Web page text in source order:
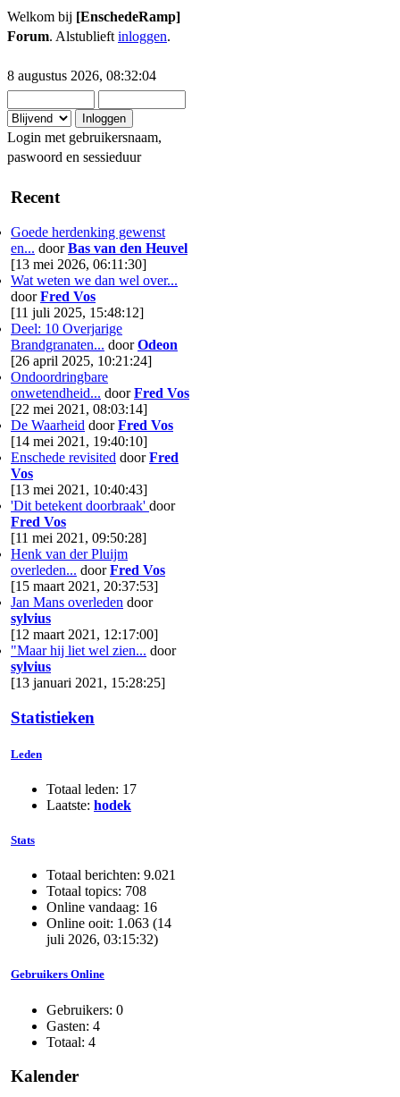
Welkom bij [EnschedeRamp]
Forum. Alstublieftinloggen.
8 augustus 2026, 08:32:04
Login met gebruikersnaam,
paswoord en sessieduur
Recent
Goede herdenking gewenst
en... doorBas van den Heuvel
[13 mei 2026, 06:11:30]
Wat weten we dan wel over...
doorFred Vos
[11 juli 2025, 15:48:12]
Deel: 10 Overjarige
Brandgranaten... doorOdeon
[26 april 2025, 10:21:24]
Ondoordringbare
onwetendheid... doorFred Vos
[22 mei 2021, 08:03:14]
De Waarheid doorFred Vos
[14 mei 2021, 19:40:10]
Enschede revisited doorFred
Vos
[13 mei 2021, 10:40:43]
'Dit betekent doorbraak' door
Fred Vos
[11 mei 2021, 09:50:28]
Henk van der Pluijm
overleden... doorFred Vos
[15 maart 2021, 20:37:53]
Jan Mans overleden door
sylvius
[12 maart 2021, 12:17:00]
"Maar hij liet wel zien... door
sylvius
[13 januari 2021, 15:28:25]
Statistieken
Leden
Totaal leden: 17
Laatste: hodek
Stats
Totaal berichten: 9.021
Totaal topics: 708
Online vandaag: 16
Online ooit: 1.063 (14
juli 2026, 03:15:32)
Gebruikers Online
Gebruikers: 0
Gasten: 4
Totaal: 4
Kalender